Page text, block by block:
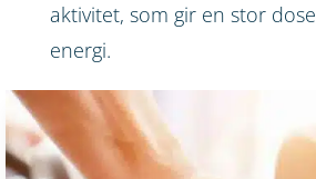
aktivitet, som gir en stor dose
energi.